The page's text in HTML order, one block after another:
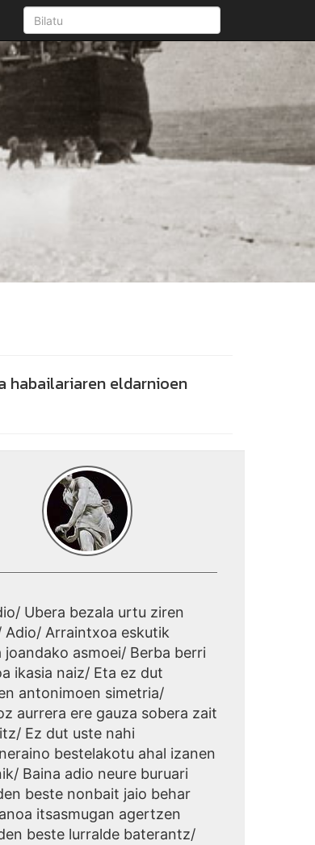
habailariaren eldarnioen
Ubera bezala urtu ziren
Adio/ Arraintxoa eskutik
joandako asmoei/ Berba berri
ikasia naiz/ Eta ez dut
antonimoen simetria/
aurrera ere gauza sobera zait
Ez dut uste nahi
bestelakotu ahal izanen
Baina adio neure buruari
beste nonbait jaio behar
itsasmugan agertzen
beste lurralde baterantz/